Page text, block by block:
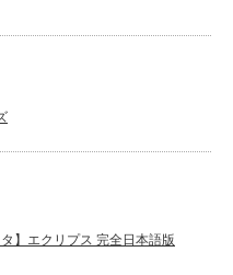
タ】エクリプス 完全日本語版